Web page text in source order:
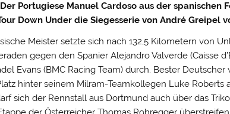
Der Portugiese Manuel Cardoso aus der spanischen
Down Under die Siegesserie von André Greipel
Meister setzte sich nach 132,5 Kilometern von
gegen den Spanier Alejandro Valverde (Caisse
Evans (BMC Racing Team) durch. Bester Deutscher
hinter seinem Milram-Teamkollegen Luke Roberts
sich der Rennstall aus Dortmund auch über das